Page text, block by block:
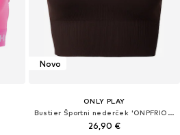
Novo
ONLY PLAY
Bustier Športni nederček 'ONPFRION-2'
26,90 €